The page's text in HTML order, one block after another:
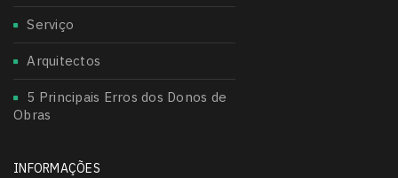
Serviço
Arquitectos
5 Principais Erros dos Donos de
Obras
INFORMAÇÕES